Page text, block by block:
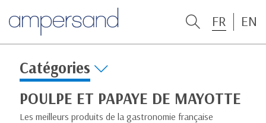
FR EN
Catégories
POULPE ET PAPAYE DE MAYOTTE
Les meilleurs produits de la gastronomie française